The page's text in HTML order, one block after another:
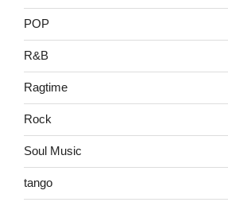
POP
R&B
Ragtime
Rock
Soul Music
tango